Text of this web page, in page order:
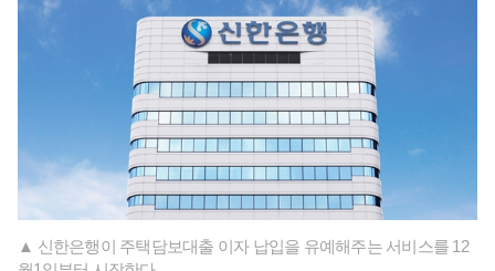
▲ 신한은행이 주택담보대출 이자 납입을 유예해주는 서비스를 12